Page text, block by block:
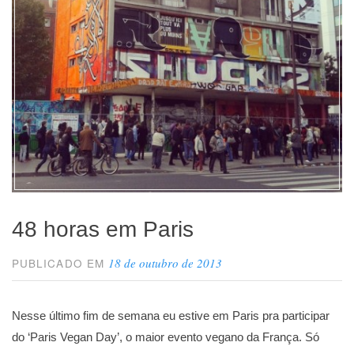
48 horas em Paris
PUBLICADO EM 18 de outubro de 2013
Nesse último fim de semana eu estive em Paris pra participar
do ‘Paris Vegan Day’, o maior evento vegano da França. Só